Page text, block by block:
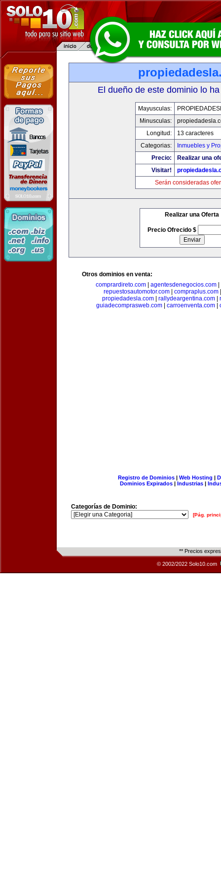
El dueño de este dominio lo
Mayusculas:
Minusculas:
Longitud:
13 caracteres
Categorias:
Inmuebles y
Precio:
Realizar una
Visitar!
Serán consideradas
Realizar una Oferta
Precio Ofrecido $
Otros dominios en venta:
comprardireto.com| agentesdenegocios.com|
repuestosautomotor.com
compraplus.com
propiedadesla.com| rallydeargentina.com|
guiadecomprasweb.com
carroenventa.com
Registro de Dominios| Web Hosting |
Dominios Expirados | Industrias |
Categorías de Dominio:
[Pág.
** Precios
© 2002/2022 Solo10.com